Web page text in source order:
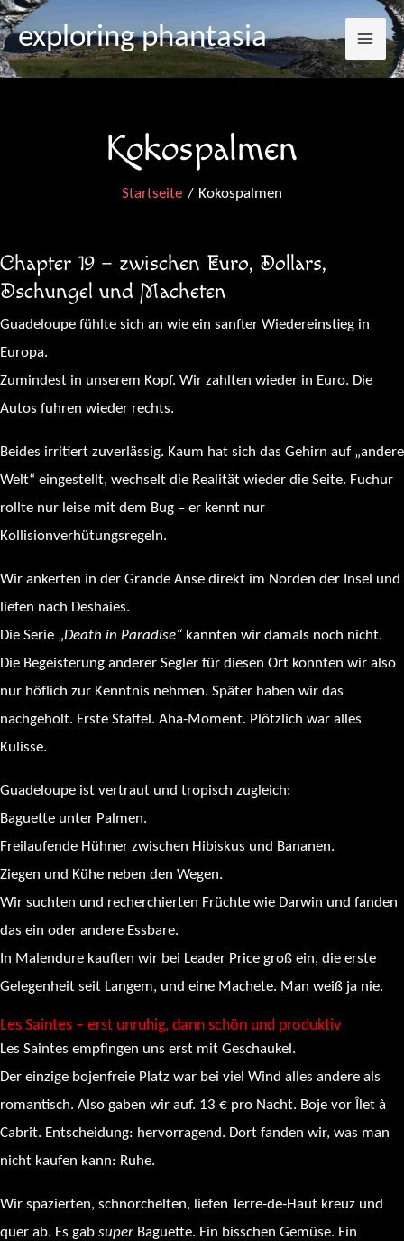
Zum
Inhalt
springen
exploring phantasia
Kokospalmen
Startseite Kokospalmen
Chapter 19 – zwischen Euro, Dollars,
Dschungel und Macheten
Guadeloupe fühlte sich an wie ein sanfter Wiedereinstieg in
Europa.
Zumindest in unserem Kopf. Wir zahlten wieder in Euro. Die
Autos fuhren wieder rechts.
Beides irritiert zuverlässig. Kaum hat sich das Gehirn auf „andere
Welt“ eingestellt, wechselt die Realität wieder die Seite. Fuchur
rollte nur leise mit dem Bug – er kennt nur
Kollisionverhütungsregeln.
Wir ankerten in der Grande Anse direkt im Norden der Insel und
liefen nach Deshaies.
Die Serie „Death in Paradise“ kannten wir damals noch nicht.
Die Begeisterung anderer Segler für diesen Ort konnten wir also
nur höflich zur Kenntnis nehmen. Später haben wir das
nachgeholt. Erste Staffel. Aha-Moment. Plötzlich war alles
Kulisse.
Guadeloupe ist vertraut und tropisch zugleich:
Baguette unter Palmen.
Freilaufende Hühner zwischen Hibiskus und Bananen.
Ziegen und Kühe neben den Wegen.
Wir suchten und recherchierten Früchte wie Darwin und fanden
das ein oder andere Essbare.
In Malendure kauften wir bei Leader Price groß ein, die erste
Gelegenheit seit Langem, und eine Machete. Man weiß ja nie.
Les Saintes – erst unruhig, dann schön und produktiv
Les Saintes empfingen uns erst mit Geschaukel.
Der einzige bojenfreie Platz war bei viel Wind alles andere als
romantisch. Also gaben wir auf. 13 € pro Nacht. Boje vor Îlet à
Cabrit. Entscheidung: hervorragend. Dort fanden wir, was man
nicht kaufen kann: Ruhe.
Wir spazierten, schnorchelten, liefen Terre-de-Haut kreuz und
quer ab. Es gab super Baguette. Ein bisschen Gemüse. Ein